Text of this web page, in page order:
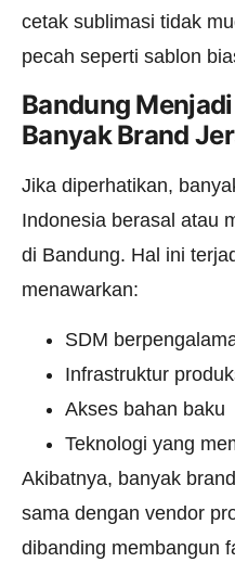
cetak sublimasi tidak
pecah seperti sablon
Bandung
Banyak Brand
Jika diperhatikan,
Indonesia berasal atau
di Bandung. Hal ini
menawarkan:
SDM
Infrastruktur
Akses bahan baku
Teknologi yang
Akibatnya, banyak
sama dengan vendor
dibanding membangun